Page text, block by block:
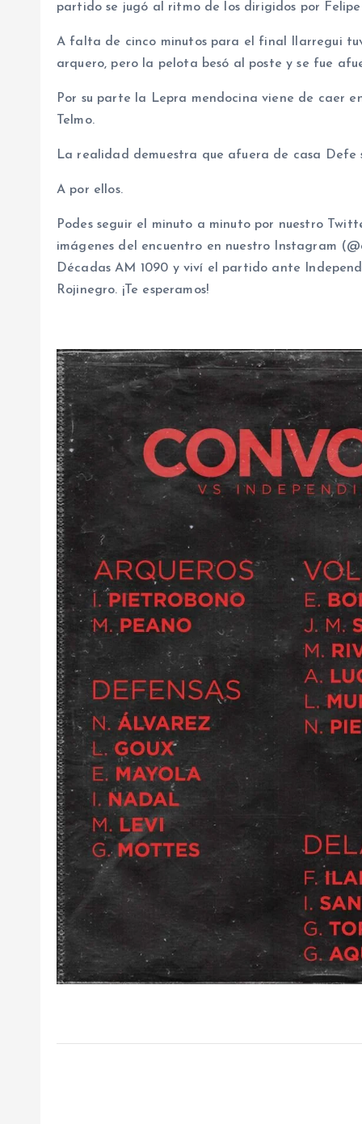
partido se jugó al ritmo de los dirigidos por
A falta de cinco minutos para el final Ilarregui
arquero, pero la pelota besó al poste y se fue
Por su parte la Lepra mendocina viene de caer
Telmo.
La realidad demuestra que afuera de casa
A por ellos.
Podes seguir el minuto a minuto por nuestro
imágenes del encuentro en nuestro Instagram
Décadas AM 1090 y viví el partido ante
Rojinegro. ¡Te esperamos!